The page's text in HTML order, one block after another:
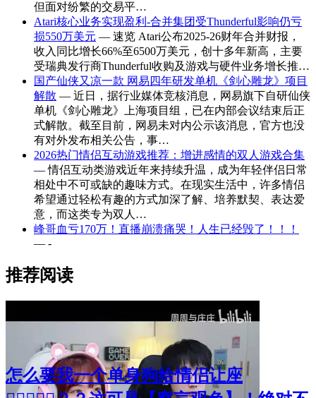
但面对纷繁的交易平…
Atari核心业务实现盈利-合并集团受Thunderful影响仍亏
损550万美元 — 速览 Atari公布2025-26财年合并财报，
收入同比增长66%至6500万美元，创十多年新高，主要
受瑞典发行商Thunderful收购及游戏与硬件业务增长推…
国产仙侠又凉一款 网易四年研发单机《剑心雕龙》项目
解散 — 近日，据行业媒体竞核消息，网易旗下自研仙侠
单机《剑心雕龙》上海项目组，已在内部会议结束后正
式解散。截至目前，网易未对内公示该消息，官方也没
有对外发布相关公告，事…
2026热门情侣互动游戏推荐：增进感情的双人游戏合集
— 情侣互动类游戏近年来持续升温，成为年轻伴侣日常
相处中不可或缺的趣味方式。在现实生活中，许多情侣
希望通过轻松有趣的方式加深了解、培养默契、表达爱
意，而这类专为双人…
峰哥血亏170万！直播崩溃痛哭！人生已经毁了！！！
— -
推荐阅读
怎么要我一个单身狗给情侣让座